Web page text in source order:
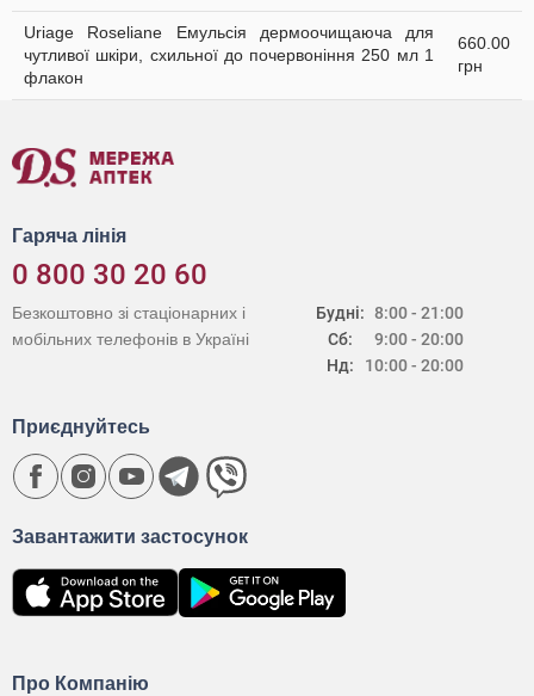
Uriage Roseliane Емульсія дермоочищаюча для
чутливої шкіри, схильної до почервоніння 250 мл 1
флакон
660.00
грн
Гаряча лінія
0 800 30 20 60
Будні:
Сб:
Нд:
8:00 - 21:00
9:00 - 20:00
10:00 - 20:00
Безкоштовно зі стаціонарних і
мобільних телефонів в Україні
Про Компанію
Завантажити застосунок
Приєднуйтесь